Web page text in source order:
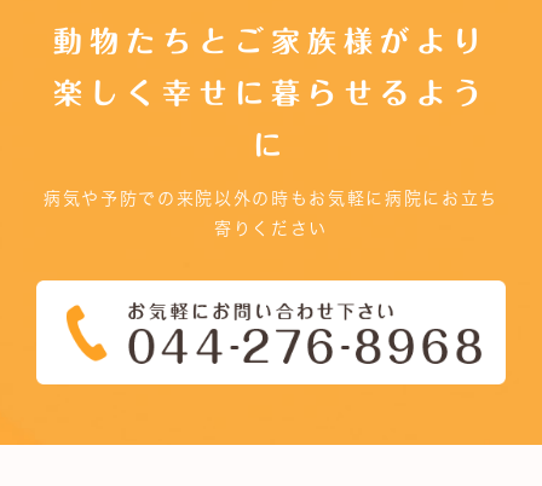
動物たちとご家族様がより
楽しく幸せに暮らせるよう
に
病気や予防での来院以外の時もお気軽に病院にお立ち
寄りください